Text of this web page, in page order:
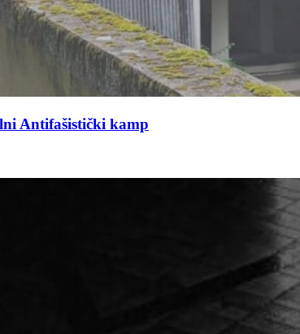
Antifašistički kamp